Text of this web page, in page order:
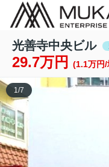
光善寺中央ビル
29.7万円 (1.1万円/
1/7